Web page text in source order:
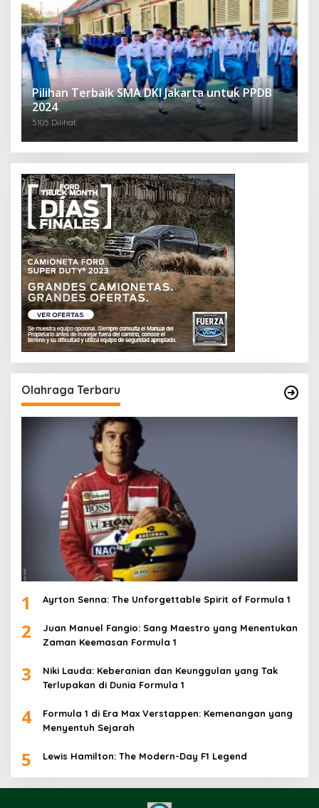
Pilihan Terbaik SMA DKI Jakarta untuk PPDB
2024
5105 Dilihat
Olahraga Terbaru
1 Ayrton Senna: The Unforgettable Spirit of Formula 1
2
Juan Manuel Fangio: Sang Maestro yang Menentukan
Zaman Keemasan Formula 1
3
Niki Lauda: Keberanian dan Keunggulan yang Tak
Terlupakan di Dunia Formula 1
4
Formula 1 di Era Max Verstappen: Kemenangan yang
Menyentuh Sejarah
5 Lewis Hamilton: The Modern-Day F1 Legend